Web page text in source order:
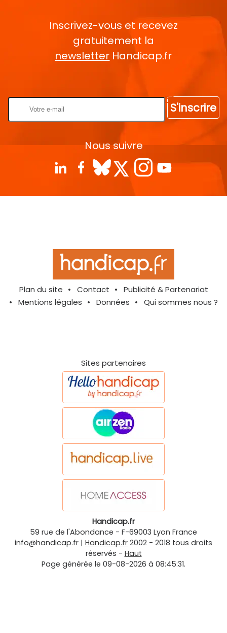
Inscrivez-vous et recevez
gratuitement la
newsletter Handicap.fr
S'inscrire
Nous suivre
Plan du site Contact
Publicité & Partenariat
Mentions légales
Données Qui sommes nous ?
Sites partenaires
Handicap.fr
59 rue de l'Abondance - F-69003 Lyon France
info@handicap.fr | Handicap.fr 2002 - 2018 tous droits
réservés - Haut
Page générée le 09-08-2026 à 08:45:31.